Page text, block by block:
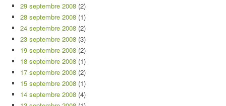
29 septembre 2008 (2)
28 septembre 2008 (1)
24 septembre 2008 (2)
23 septembre 2008 (3)
19 septembre 2008 (2)
18 septembre 2008 (1)
17 septembre 2008 (2)
15 septembre 2008 (1)
14 septembre 2008 (4)